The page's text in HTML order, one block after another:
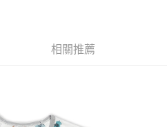
相關推薦